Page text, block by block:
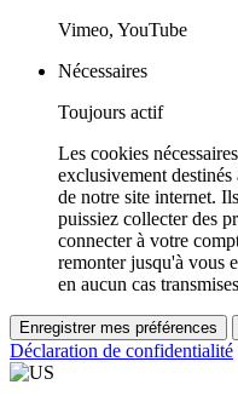
Vimeo, YouTube
Nécessaires
Toujours actif
Les cookies
exclusivement
de notre site internet.
puissiez collecter des
connecter à votre
remonter jusqu'à vous
en aucun cas
Enregistrer mes préférences
Déclaration de confidentialité